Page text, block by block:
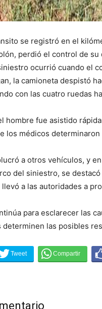
se registró en el
perdió el control de
ocurrió cuando el
la camioneta despistó
con las cuatro ruedas
hombre fue asistido
los médicos
a otros vehículos, y
del siniestro, se
a las autoridades a
para esclarecer las
determinen las posibles